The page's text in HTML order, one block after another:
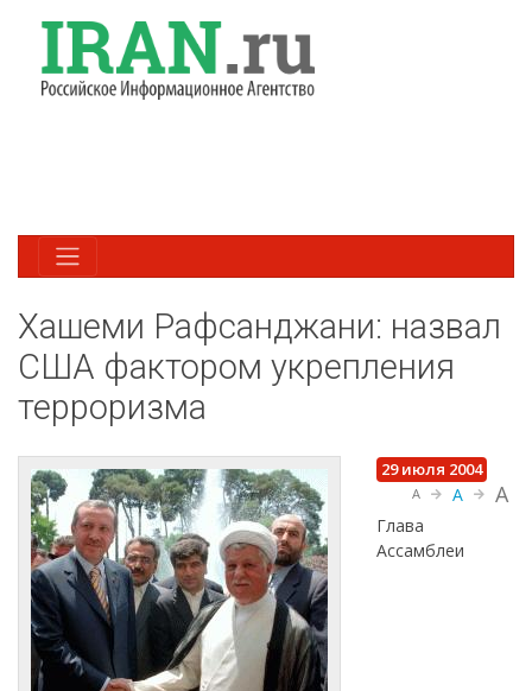
Хашеми Рафсанджани: назвал
США фактором укрепления
терроризма
29 июля 2004
A A A
Глава
Ассамблеи